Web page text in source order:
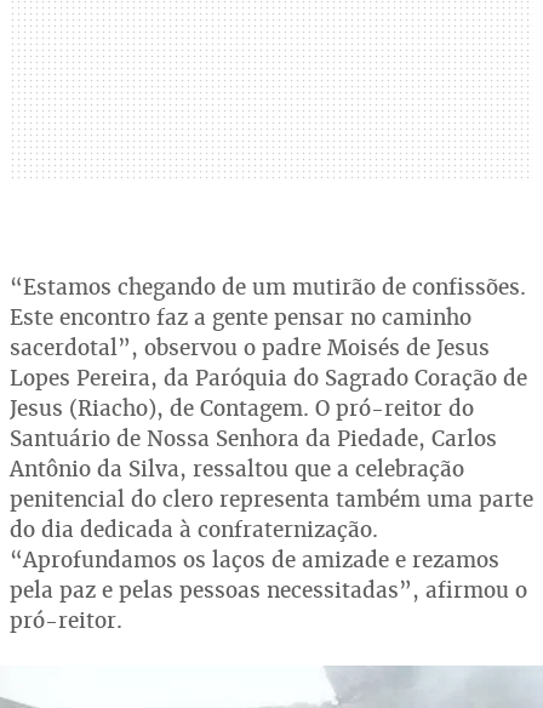
“Estamos chegando de um mutirão de confissões.
Este encontro faz a gente pensar no caminho
sacerdotal”, observou o padre Moisés de Jesus
Lopes Pereira, da Paróquia do Sagrado Coração de
Jesus (Riacho), de Contagem. O pró-reitor do
Santuário de Nossa Senhora da Piedade, Carlos
Antônio da Silva, ressaltou que a celebração
penitencial do clero representa também uma parte
do dia dedicada à confraternização.
“Aprofundamos os laços de amizade e rezamos
pela paz e pelas pessoas necessitadas”, afirmou o
pró-reitor.